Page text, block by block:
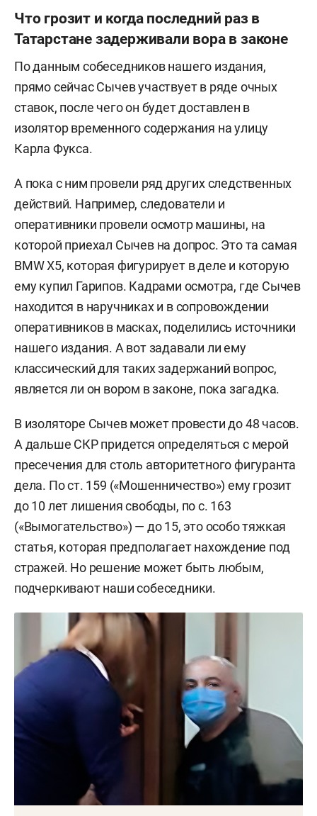
Что грозит и когда последний раз в
Татарстане задерживали вора в законе
По данным собеседников нашего издания,
прямо сейчас Сычев участвует в ряде очных
ставок, после чего он будет доставлен в
изолятор временного содержания на улицу
Карла Фукса.
А пока с ним провели ряд других следственных
действий. Например, следователи и
оперативники провели осмотр машины, на
которой приехал Сычев на допрос. Это та самая
BMW X5, которая фигурирует в деле и которую
ему купил Гарипов. Кадрами осмотра, где Сычев
находится в наручниках и в сопровождении
оперативников в масках, поделились источники
нашего издания. А вот задавали ли ему
классический для таких задержаний вопрос,
является ли он вором в законе, пока загадка.
В изоляторе Сычев может провести до 48 часов.
А дальше СКР придется определяться с мерой
пресечения для столь авторитетного фигуранта
дела. По ст. 159 («Мошенничество») ему грозит
до 10 лет лишения свободы, по с. 163
(«Вымогательство») — до 15, это особо тяжкая
статья, которая предполагает нахождение под
стражей. Но решение может быть любым,
подчеркивают наши собеседники.